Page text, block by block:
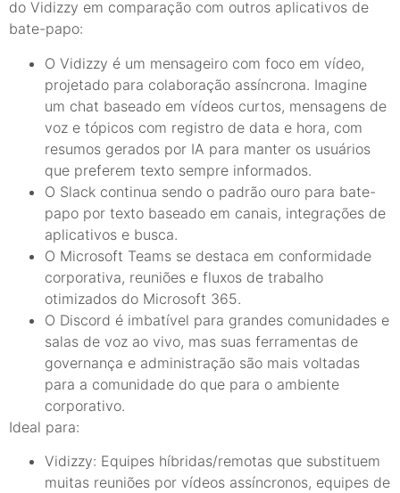
do Vidizzy em comparação com outros aplicativos de
bate-papo:
O Vidizzy é um mensageiro com foco em vídeo,
projetado para colaboração assíncrona. Imagine
um chat baseado em vídeos curtos, mensagens de
voz e tópicos com registro de data e hora, com
resumos gerados por IA para manter os usuários
que preferem texto sempre informados.
O Slack continua sendo o padrão ouro para bate-
papo por texto baseado em canais, integrações de
aplicativos e busca.
O Microsoft Teams se destaca em conformidade
corporativa, reuniões e fluxos de trabalho
otimizados do Microsoft 365.
O Discord é imbatível para grandes comunidades e
salas de voz ao vivo, mas suas ferramentas de
governança e administração são mais voltadas
para a comunidade do que para o ambiente
corporativo.
Ideal para:
Vidizzy: Equipes híbridas/remotas que substituem
muitas reuniões por vídeos assíncronos, equipes de